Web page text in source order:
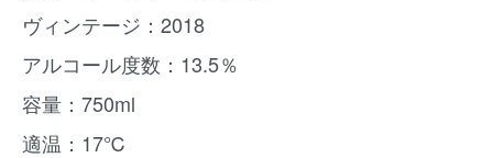
ヴィンテージ：2018
アルコール度数：13.5％
容量：750ml
適温：17℃